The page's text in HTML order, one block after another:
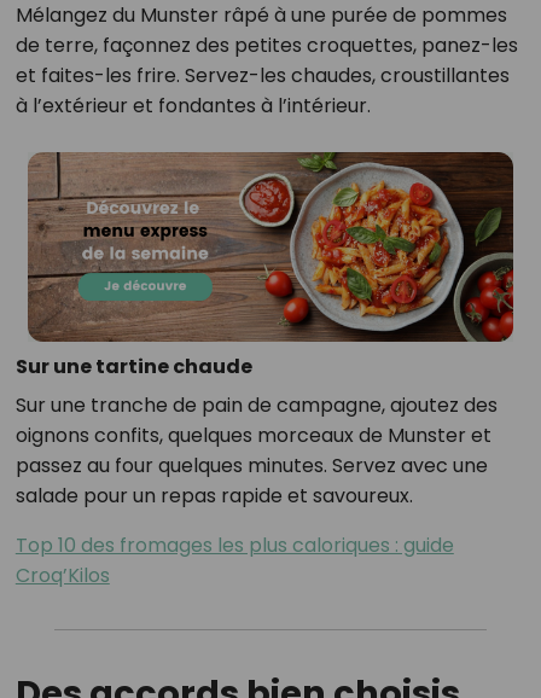
Mélangez du Munster râpé à une purée de pommes
de terre, façonnez des petites croquettes, panez-les
et faites-les frire. Servez-les chaudes, croustillantes
à l’extérieur et fondantes à l’intérieur.
Sur une tartine chaude
Sur une tranche de pain de campagne, ajoutez des
oignons confits, quelques morceaux de Munster et
passez au four quelques minutes. Servez avec une
salade pour un repas rapide et savoureux.
Top 10 des fromages les plus caloriques : guide
Croq’Kilos